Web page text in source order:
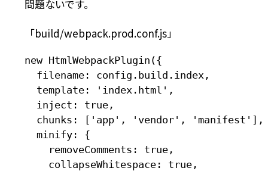
問題ないです。
「build/webpack.prod.conf.js」
new HtmlWebpackPlugin({
  filename: config.build.index,
  template: 'index.html',
  inject: true,
  chunks: ['app', 'vendor', 'manifest'],
  minify: {
    removeComments: true,
    collapseWhitespace: true,